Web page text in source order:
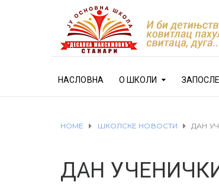
НАСЛОВНА О ШКОЛИ
HOME ШКОЛСКЕ НОВОСТИ ДАН
ДАН